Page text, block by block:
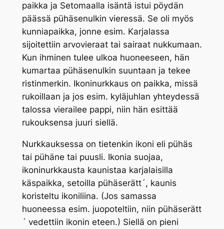
paikka ja Setomaalla isäntä istui pöydän
päässä pühäsenulkin vieressä. Se oli myös
kunniapaikka, jonne esim. Karjalassa
sijoitettiin arvovieraat tai sairaat nukkumaan.
Kun ihminen tulee ulkoa huoneeseen, hän
kumartaa pühäsenulkin suuntaan ja tekee
ristinmerkin. Ikoninurkkaus on paikka, missä
rukoillaan ja jos esim. kyläjuhlan yhteydessä
talossa vierailee pappi, niin hän esittää
rukouksensa juuri siellä.
Nurkkauksessa on tietenkin ikoni eli pühäs
tai pühäne tai puusli. Ikonia suojaa,
ikoninurkkausta kaunistaa karjalaisilla
käspaikka, setoilla pühäserätt´, kaunis
koristeltu ikoniliina. (Jos samassa
huoneessa esim. juopoteltiin, niin pühäserätt
´ vedettiin ikonin eteen.) Siellä on pieni